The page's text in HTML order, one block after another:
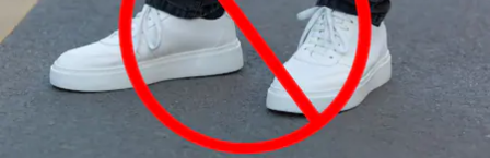
Eventos Corporativos
El Cronista Studio
Mediakit